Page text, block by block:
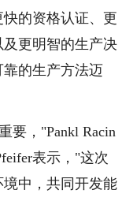
的资格认证、更
更明智的生产决
的生产方法迈
，"Pankl Racin
表示，"这次
中，共同开发能